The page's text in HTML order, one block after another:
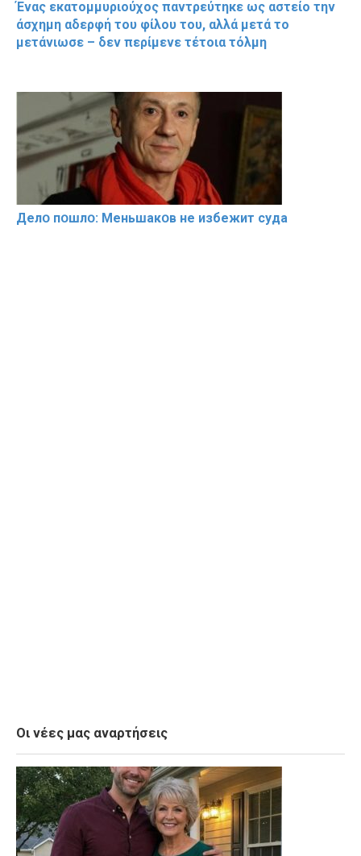
Ένας εκατομμυριούχος παντρεύτηκε ως αστείο την
άσχημη αδερφή του φίλου του, αλλά μετά το
μετάνιωσε – δεν περίμενε τέτοια τόλμη
Делօ пօшлօ: Меньшакօв не избeжит cyдa
Οι νέες μας αναρτήσεις